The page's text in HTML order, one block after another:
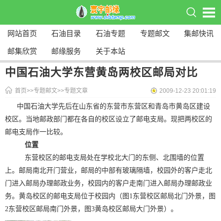
网站首页 石油目录 石油专题 专题邮文 集邮快讯
邮集欣赏 邮缘服务 关于本站
中国石油大学东营黄岛两校区邮局对比
首页>>专题邮文>>专题文章 2009-12-23 20:01:19
中国石油大学先后在山东省的东营市东营区和青岛市黄岛区建设
校区。当地邮政部门都在各自的校区设立了邮电支局。现把两校区的
邮电支局作一比较。
位置
东营校区的邮电支局处在学校北大门的东侧、北围墙的位置
上。邮局南北开门营业，邮局的中部有玻璃隔墙，校园外的客户走北
门进入邮局办理邮政业务，校园内的客户走南门进入邮局办理邮政业
务。黄岛校区的邮电支局位于校园内（图1东营校区邮局北门外景，图
2东营校区邮局南门外景，图3黄岛校区邮局大门外景）。